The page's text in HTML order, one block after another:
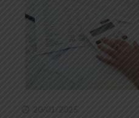
20/01/2025